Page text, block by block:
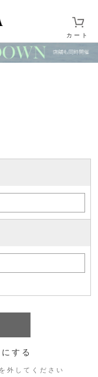
カート
する
外してください